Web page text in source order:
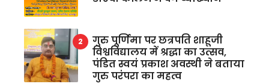
गुरु पूर्णिमा पर छत्रपति शाहूजी
विश्वविद्यालय में श्रद्धा का उत्सव,
पंडित स्वयं प्रकाश अवस्थी ने बताया
गुरु परंपरा का महत्व